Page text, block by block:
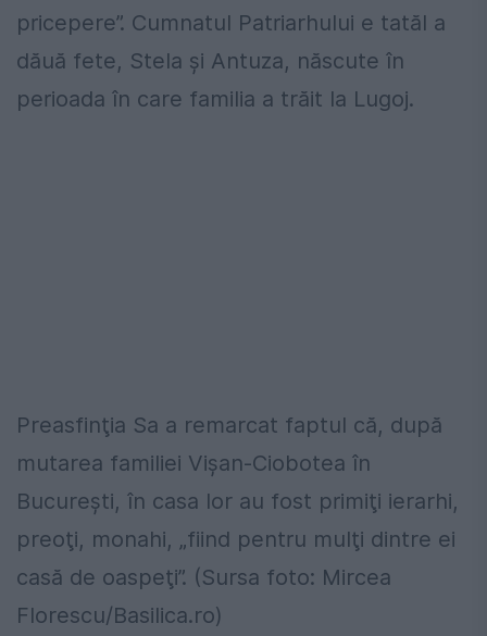
pricepere”. Cumnatul Patriarhului e tatăl a
dăuă fete, Stela şi Antuza, născute în
perioada în care familia a trăit la Lugoj.
Preasfinţia Sa a remarcat faptul că, după
mutarea familiei Vişan-Ciobotea în
Bucureşti, în casa lor au fost primiţi ierarhi,
preoţi, monahi, „fiind pentru mulţi dintre ei
casă de oaspeţi”. (Sursa foto: Mircea
Florescu/Basilica.ro)